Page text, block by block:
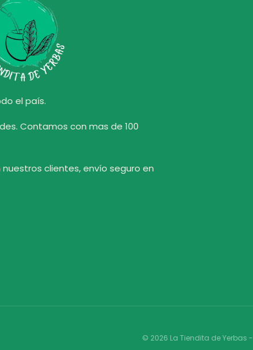
el país.
Contamos con mas de 100
clientes, envío seguro en
© 2026 La Tiendita de Yerbas -